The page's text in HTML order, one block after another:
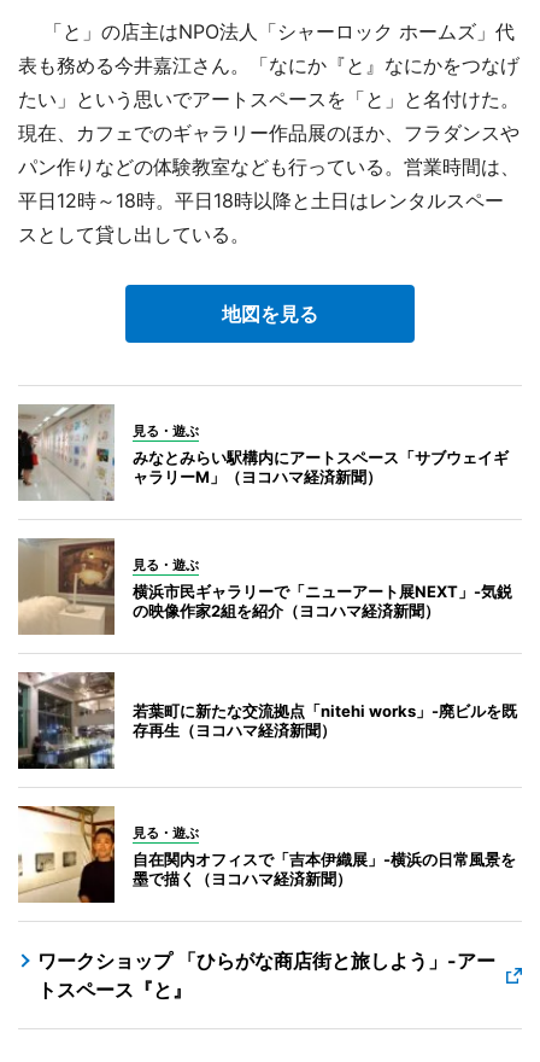
「と」の店主はNPO法人「シャーロック ホームズ」代
表も務める今井嘉江さん。「なにか『と』なにかをつなげ
たい」という思いでアートスペースを「と」と名付けた。
現在、カフェでのギャラリー作品展のほか、フラダンスや
パン作りなどの体験教室なども行っている。営業時間は、
平日12時～18時。平日18時以降と土日はレンタルスペー
スとして貸し出している。
地図を見る
見る・遊ぶ
みなとみらい駅構内にアートスペース「サブウェイギ
ャラリーM」（ヨコハマ経済新聞）
見る・遊ぶ
横浜市民ギャラリーで「ニューアート展NEXT」-気鋭
の映像作家2組を紹介（ヨコハマ経済新聞）
若葉町に新たな交流拠点「nitehi works」-廃ビルを既
存再生（ヨコハマ経済新聞）
見る・遊ぶ
自在関内オフィスで「吉本伊織展」-横浜の日常風景を
墨で描く（ヨコハマ経済新聞）
ワークショップ 「ひらがな商店街と旅しよう」-アー
トスペース『と』